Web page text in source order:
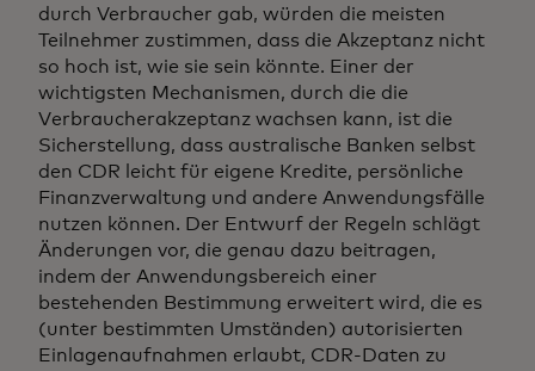
durch Verbraucher gab, würden die meisten
Teilnehmer zustimmen, dass die Akzeptanz nicht
so hoch ist, wie sie sein könnte. Einer der
wichtigsten Mechanismen, durch die die
Verbraucherakzeptanz wachsen kann, ist die
Sicherstellung, dass australische Banken selbst
den CDR leicht für eigene Kredite, persönliche
Finanzverwaltung und andere Anwendungsfälle
nutzen können. Der Entwurf der Regeln schlägt
Änderungen vor, die genau dazu beitragen,
indem der Anwendungsbereich einer
bestehenden Bestimmung erweitert wird, die es
(unter bestimmten Umständen) autorisierten
Einlagenaufnahmen erlaubt, CDR-Daten zu